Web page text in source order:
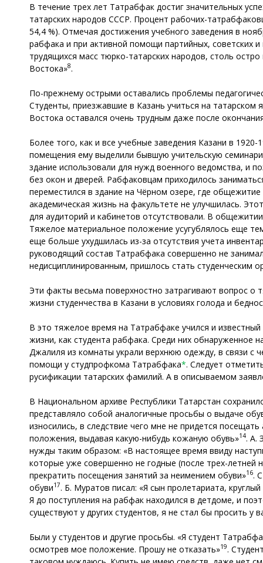
В течение трех лет Татрабфак достиг значительных
татарских народов СССР. Процент рабочих-
54,4 %). Отмечая достижения учебного заведения в
рабфака и при активной помощи партийных, советских
трудящихся масс тюрко-татарских народов, столь
Востока»8.
По-прежнему острыми оставались проблемы
Студенты, приезжавшие в Казань учиться на татарском
Востока оставался очень трудным даже после
Более того, как и все учебные заведения Казани в
помещения ему выделили бывшую учительскую
здание использовали для нужд военного ведомства, и
без окон и дверей. Рабфаковцам приходилось
переместился в здание на Чёрном озере, где
академическая жизнь на факультете не улучшилась.
для аудиторий и кабинетов отсутствовали. В
Тяжелое материальное положение усугублялось еще
еще больше ухудшилась из-за отсутствия учета
руководящий состав Татрабфака совершенно не
недисциплинированным, пришлось стать студенческим
Эти факты весьма поверхностно затрагивают вопрос
жизни студенчества в Казани в условиях голода и
В это тяжелое время на Татрабфаке учился и
жизни, как студента рабфака. Среди них обнаруженное
Джалиля из комнаты украли верхнюю одежду, в связи с
помощи у студпрофкома Татрабфака*. Следует
русификации татарских фамилий. А в описываемом
В Национальном архиве Республики Татарстан
представляло собой аналогичные просьбы о выдаче
износились, в следствие чего мне не придется
положения, выдавая какую-нибудь кожаную обувь»14. А.
нужды таким образом: «В настоящее время ввиду
которые уже совершенно не годные (после трех-
прекратить посещения занятий за неимением обуви»16.
обуви17. Б. Муратов писал: «Я сын пролетариата,
Я до поступления на рабфак находился в детдоме, и
существуют у других студентов, я не стал бы просить
Были у студентов и другие просьбы. «Я студент
осмотрев мое положение. Прошу не отказать»19.